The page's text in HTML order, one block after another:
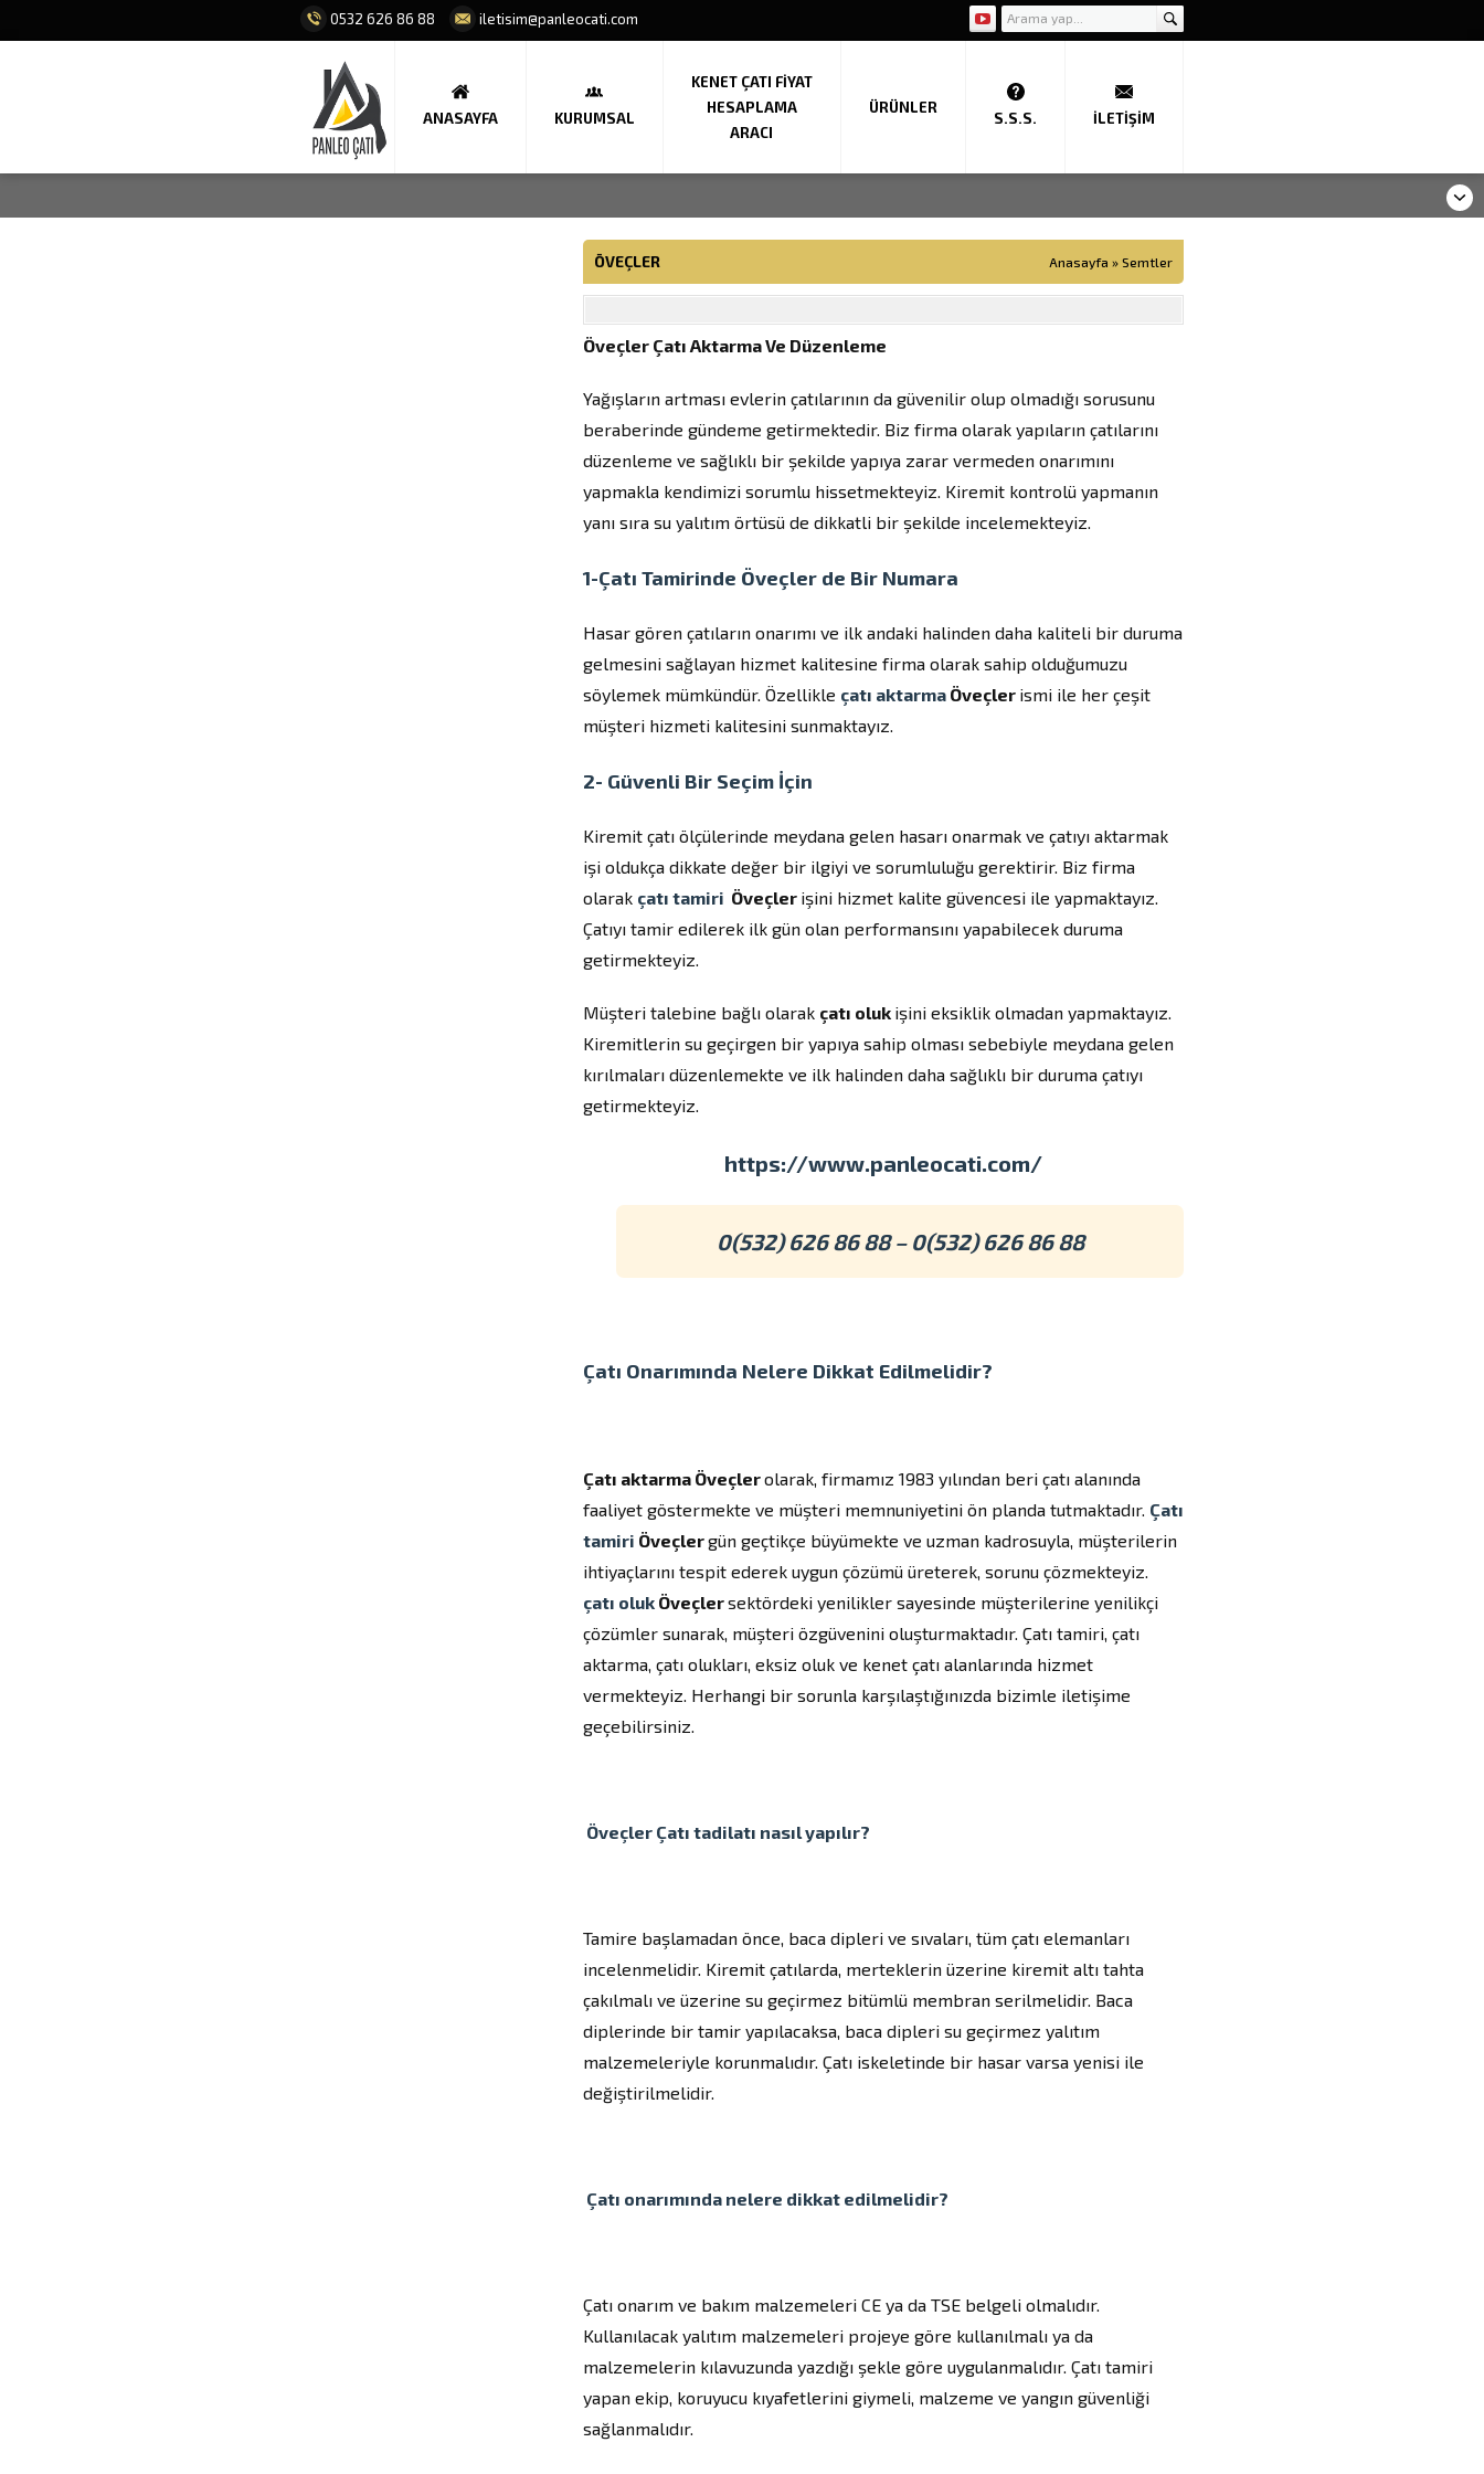
0532 626 86 88 iletisim@panleocati.com
ANASAYFA KURUMSAL
KENET ÇATI FIYAT
HESAPLAMA
ARACI
ÜRÜNLER
S.S.S. İLETIŞIM
ÖVEÇLER Anasayfa » Semtler
Öveçler Çatı Aktarma Ve Düzenleme
Yağışların artması evlerin çatılarının da güvenilir olup olmadığı sorusunu
beraberinde gündeme getirmektedir. Biz firma olarak yapıların çatılarını
düzenleme ve sağlıklı bir şekilde yapıya zarar vermeden onarımını
yapmakla kendimizi sorumlu hissetmekteyiz. Kiremit kontrolü yapmanın
yanı sıra su yalıtım örtüsü de dikkatli bir şekilde incelemekteyiz.
1-Çatı Tamirinde Öveçler de Bir Numara
Hasar gören çatıların onarımı ve ilk andaki halinden daha kaliteli bir duruma
gelmesini sağlayan hizmet kalitesine firma olarak sahip olduğumuzu
söylemek mümkündür. Özellikle çatı aktarma Öveçler ismi ile her çeşit
müşteri hizmeti kalitesini sunmaktayız.
2- Güvenli Bir Seçim İçin
Kiremit çatı ölçülerinde meydana gelen hasarı onarmak ve çatıyı aktarmak
işi oldukça dikkate değer bir ilgiyi ve sorumluluğu gerektirir. Biz firma
olarak çatı tamiri Öveçler işini hizmet kalite güvencesi ile yapmaktayız.
Çatıyı tamir edilerek ilk gün olan performansını yapabilecek duruma
getirmekteyiz.
Müşteri talebine bağlı olarak çatı oluk işini eksiklik olmadan yapmaktayız.
Kiremitlerin su geçirgen bir yapıya sahip olması sebebiyle meydana gelen
kırılmaları düzenlemekte ve ilk halinden daha sağlıklı bir duruma çatıyı
getirmekteyiz.
https://www.panleocati.com/
0(532) 626 86 88 – 0(532) 626 86 88
Çatı Onarımında Nelere Dikkat Edilmelidir?
Çatı aktarma Öveçlerolarak, firmamız 1983 yılından beri çatı alanında
faaliyet göstermekte ve müşteri memnuniyetini ön planda tutmaktadır. Çatı
tamiri Öveçlergün geçtikçe büyümekte ve uzman kadrosuyla, müşterilerin
ihtiyaçlarını tespit ederek uygun çözümü üreterek, sorunu çözmekteyiz.
çatı oluk Öveçlersektördeki yenilikler sayesinde müşterilerine yenilikçi
çözümler sunarak, müşteri özgüvenini oluşturmaktadır. Çatı tamiri, çatı
aktarma, çatı olukları, eksiz oluk ve kenet çatı alanlarında hizmet
vermekteyiz. Herhangi bir sorunla karşılaştığınızda bizimle iletişime
geçebilirsiniz.
Öveçler Çatı tadilatı nasıl yapılır?
Tamire başlamadan önce, baca dipleri ve sıvaları, tüm çatı elemanları
incelenmelidir. Kiremit çatılarda, merteklerin üzerine kiremit altı tahta
çakılmalı ve üzerine su geçirmez bitümlü membran serilmelidir. Baca
diplerinde bir tamir yapılacaksa, baca dipleri su geçirmez yalıtım
malzemeleriyle korunmalıdır. Çatı iskeletinde bir hasar varsa yenisi ile
değiştirilmelidir.
Çatı onarımında nelere dikkat edilmelidir?
Çatı onarım ve bakım malzemeleri CE ya da TSE belgeli olmalıdır.
Kullanılacak yalıtım malzemeleri projeye göre kullanılmalı ya da
malzemelerin kılavuzunda yazdığı şekle göre uygulanmalıdır. Çatı tamiri
yapan ekip, koruyucu kıyafetlerini giymeli, malzeme ve yangın güvenliği
sağlanmalıdır.